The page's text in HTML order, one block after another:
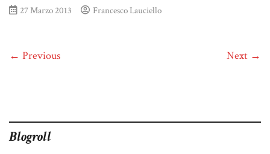
27 Marzo 2013 Francesco Lauciello
← Previous Next →
Blogroll